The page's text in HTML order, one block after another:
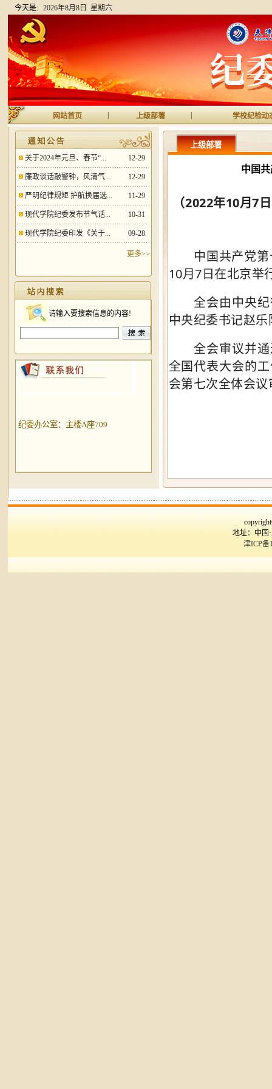
今天是: 2026年8月8日 星期六
网站首页 上级部署 学校纪检动
关于2024年元旦、春节“... 12-29
廉政谈话敲警钟，风清气... 12-29
严明纪律规矩 护航换届选... 11-29
现代学院纪委发布节气话... 10-31
现代学院纪委印发《关于... 09-28
更多>>
请输入要搜索信息的内容!
纪委办公室：主楼A座709
上级部署
中国
（2022年10月7
中国共产党第
10月7日在北京举
全会由中央纪
中央纪委书记赵
全会审议并通
全国代表大会的
会第七次全体会
地址：中国
津ICP备